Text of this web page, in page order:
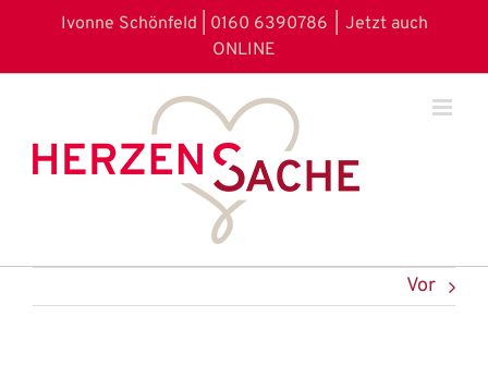
Ivonne Schönfeld | 0160 6390786
Jetzt auch
ONLINE
Vor